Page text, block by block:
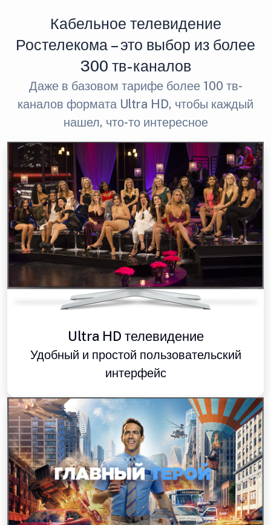
Кабельное телевидение
Ростелекома – это выбор из более
300 тв-каналов
Даже в базовом тарифе более 100 тв-
каналов формата Ultra HD, чтобы каждый
нашел, что-то интересное
Ultra HD телевидение
Удобный и простой пользовательский
интерфейс